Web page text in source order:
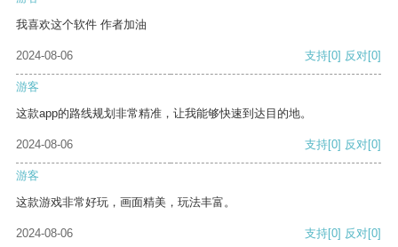
我喜欢这个软件 作者加油
2024-08-06 支持[0] 反对[0]
游客
这款app的路线规划非常精准，让我能够快速到达目的地。
2024-08-06 支持[0] 反对[0]
游客
这款游戏非常好玩，画面精美，玩法丰富。
2024-08-06 支持[0] 反对[0]